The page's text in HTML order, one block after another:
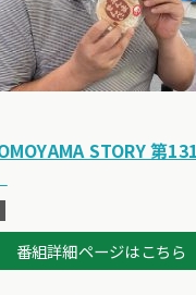
STORY 第
番組詳細ページはこちら